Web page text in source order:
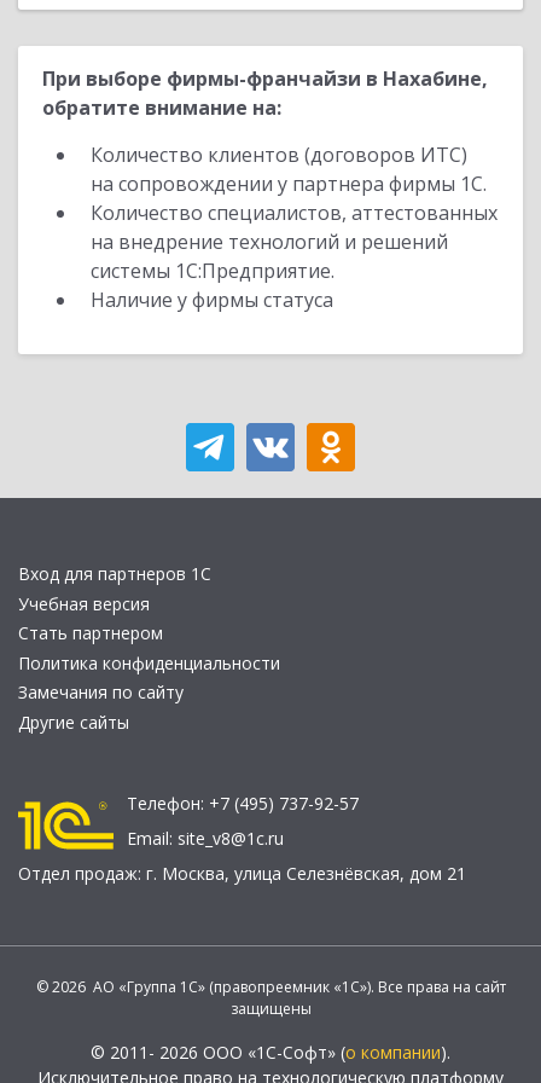
При выборе фирмы-франчайзи в Нахабине,
обратите внимание на:
Количество клиентов (договоров ИТС)
на сопровождении у партнера фирмы 1С.
Количество специалистов, аттестованных
на внедрение технологий и решений
системы 1С:Предприятие.
Наличие у фирмы статуса
Вход для партнеров 1С
Учебная версия
Стать партнером
Политика конфиденциальности
Замечания по сайту
Другие сайты
Телефон: +7 (495) 737-92-57
Email: site_v8@1c.ru
Отдел продаж: г. Москва, улица Селезнёвская, дом 21
© 2026 АО «Группа 1С» (правопреемник «1С»). Все права на сайт
защищены
© 2011- 2026 ООО «1С-Софт» (о компании).
Исключительное право на технологическую платформу